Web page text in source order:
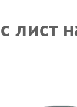
лист